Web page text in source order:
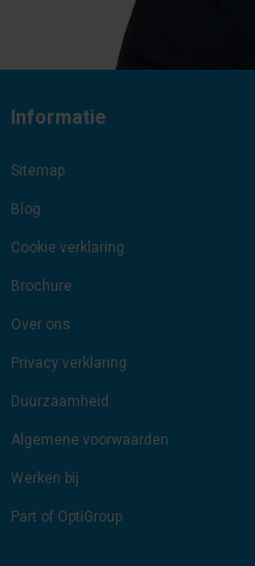
Informatie
Sitemap
Blog
Cookie verklaring
Brochure
Over ons
Privacy verklaring
Duurzaamheid
Algemene voorwaarden
Werken bij
Part of OptiGroup